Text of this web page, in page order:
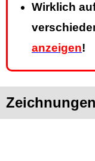
Wirklich
anzeigen!